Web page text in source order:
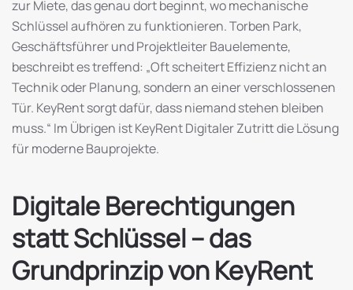
zur Miete, das genau dort beginnt, wo mechanische
Schlüssel aufhören zu funktionieren. Torben Park,
Geschäftsführer und Projektleiter Bauelemente,
beschreibt es treffend: „Oft scheitert Effizienz nicht an
Technik oder Planung, sondern an einer verschlossenen
Tür. KeyRent sorgt dafür, dass niemand stehen bleiben
muss.“ Im Übrigen ist KeyRent Digitaler Zutritt die Lösung
für moderne Bauprojekte.
Digitale Berechtigungen
statt Schlüssel – das
Grundprinzip von KeyRent